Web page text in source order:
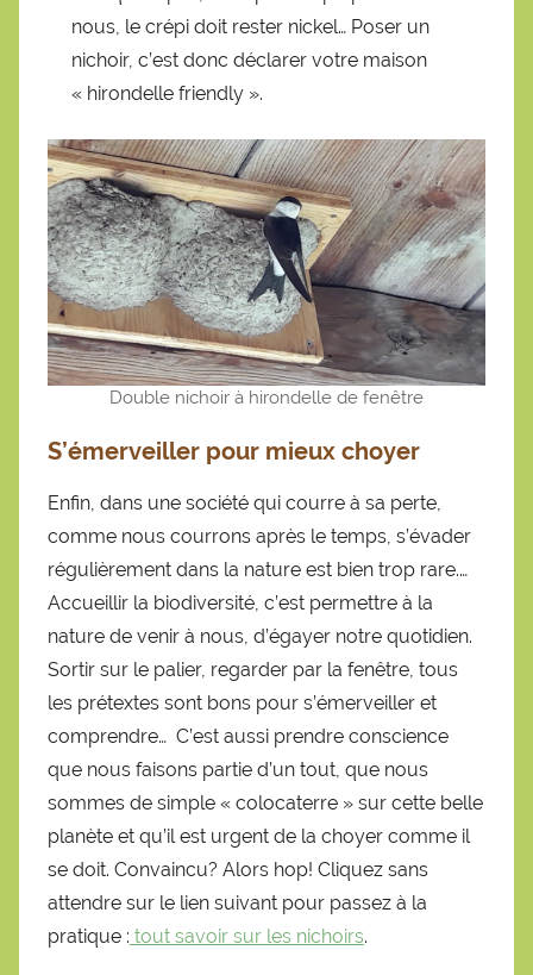
nous, le crépi doit rester nickel… Poser un
nichoir, c’est donc déclarer votre maison
« hirondelle friendly ».
Double nichoir à hirondelle de fenêtre
S’émerveiller pour mieux choyer
Enfin, dans une société qui courre à sa perte,
comme nous courrons après le temps, s’évader
régulièrement dans la nature est bien trop rare.…
Accueillir la biodiversité, c’est permettre à la
nature de venir à nous, d’égayer notre quotidien.
Sortir sur le palier, regarder par la fenêtre, tous
les prétextes sont bons pour s’émerveiller et
comprendre… C’est aussi prendre conscience
que nous faisons partie d’un tout, que nous
sommes de simple « colocaterre » sur cette belle
planète et qu’il est urgent de la choyer comme il
se doit. Convaincu? Alors hop! Cliquez sans
attendre sur le lien suivant pour passez à la
pratique : tout savoir sur les nichoirs.